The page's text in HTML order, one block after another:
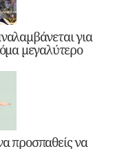
για
μεγαλύτερο
προσπαθείς να